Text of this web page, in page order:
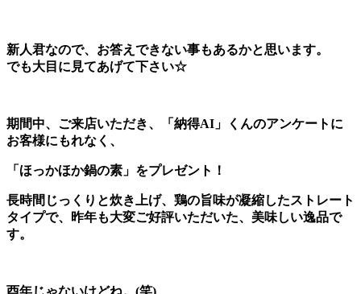
新人君なので、お答えできない事もあるかと思います。
でも大目に見てあげて下さい☆
期間中、ご来店いただき、「納得AI」くんのアンケートに
お客様にもれなく、
「ほっかほか鍋の素」をプレゼント！
長時間じっくりと炊き上げ、鶏の旨味が凝縮したストレート
タイプで、昨年も大変ご好評いただいた、美味しい逸品で
す。
酉年じゃないけどね。(笑)